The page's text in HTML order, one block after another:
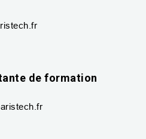
de formation